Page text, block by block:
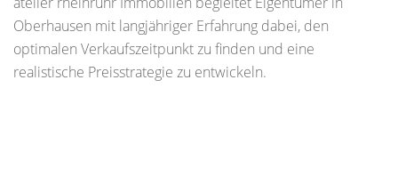
Oberhausen mit langjähriger Erfahrung dabei, den
optimalen Verkaufszeitpunkt zu finden und eine
realistische Preisstrategie zu entwickeln.